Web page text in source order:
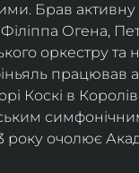
Брав активну
Огена,
оркестру та
працював
Коскі в
року очолює